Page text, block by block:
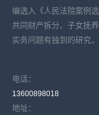
编选入《人民法院案例
共同财产拆分、子女抚
实务问题有独到的研究
电话：
13600898018
地址：